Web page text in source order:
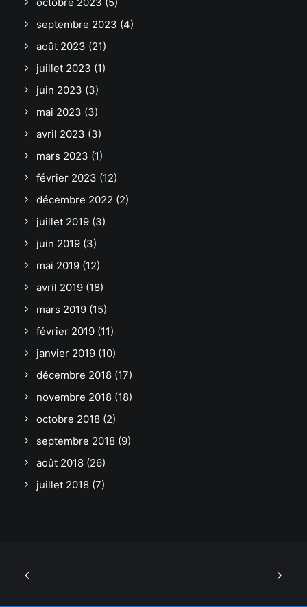
septembre 2023 (4)
août 2023 (21)
juillet 2023 (1)
juin 2023 (3)
mai 2023 (3)
avril 2023 (3)
mars 2023 (1)
février 2023 (12)
décembre 2022 (2)
juillet 2019 (3)
juin 2019 (3)
mai 2019 (12)
avril 2019 (18)
mars 2019 (15)
février 2019 (11)
janvier 2019 (10)
décembre 2018 (17)
novembre 2018 (18)
octobre 2018 (2)
septembre 2018 (9)
août 2018 (26)
juillet 2018 (7)